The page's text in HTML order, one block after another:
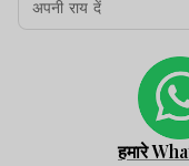
हमारे